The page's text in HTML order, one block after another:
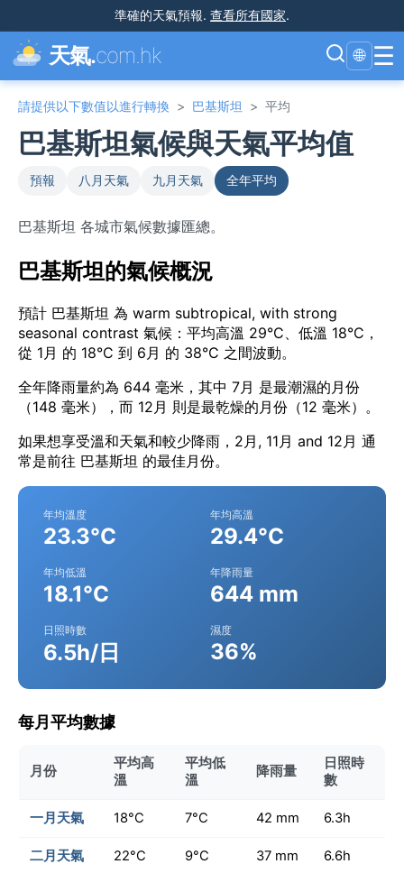
準確的天氣預報. 查看所有國家.
天氣.com.hk 🌐 ☰
請提供以下數值以進行轉換 > 巴基斯坦 > 平均
巴基斯坦氣候與天氣平均值
預報 八月天氣 九月天氣 全年平均
巴基斯坦 各城市氣候數據匯總。
巴基斯坦的氣候概況
預計 巴基斯坦 為 warm subtropical, with strong
seasonal contrast 氣候：平均高溫 29°C、低溫 18°C，
從 1月 的 18°C 到 6月 的 38°C 之間波動。
全年降雨量約為 644 毫米，其中 7月 是最潮濕的月份
（148 毫米），而 12月 則是最乾燥的月份（12 毫米）。
如果想享受溫和天氣和較少降雨，2月, 11月 and 12月 通
常是前往 巴基斯坦 的最佳月份。
年均溫度
23.3°C
年均高溫
29.4°C
年均低溫
18.1°C
年降雨量
644 mm
日照時數
6.5h/日
濕度
36%
每月平均數據
月份
平均高
溫
平均低
溫
降雨量
日照時
數
一月天氣 18°C 7°C 42 mm 6.3h
二月天氣 22°C 9°C 37 mm 6.6h